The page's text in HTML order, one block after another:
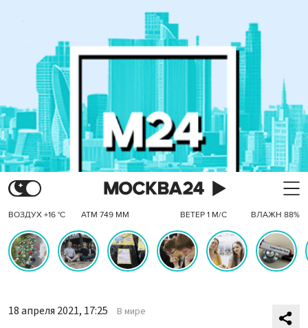
ВОЗДУХ +16 °C АТМ 749 ММ ВЕТЕР 1 М/С ВЛАЖН 88%
18 апреля 2021, 17:25 В мире